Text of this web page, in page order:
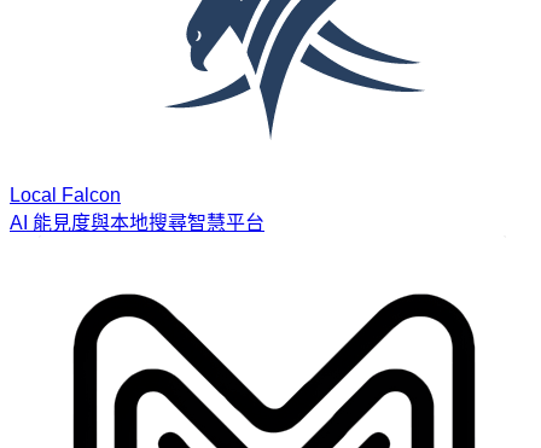
Local Falcon
AI 能見度與本地搜尋智慧平台